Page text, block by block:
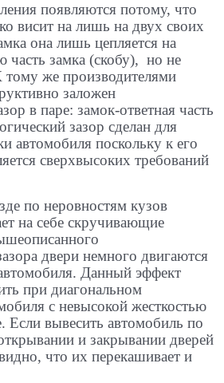
появляются потому, что
висит на лишь на двух своих
она лишь цепляется на
часть замка (скобу), но не
тому же производителями
заложен
в паре: замок-ответная часть
зазор сделан для
автомобиля поскольку к его
сверхвысоких требований
по неровностям кузов
на себе скручивающие
двери немного двигаются
Данный эффект
при диагональном
с невысокой жесткостью
Если вывесить автомобиль по
и закрывании дверей
что их перекашивает и